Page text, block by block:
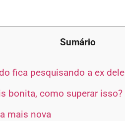
Sumário
fica pesquisando a ex
bonita, como superar isso?
mais nova